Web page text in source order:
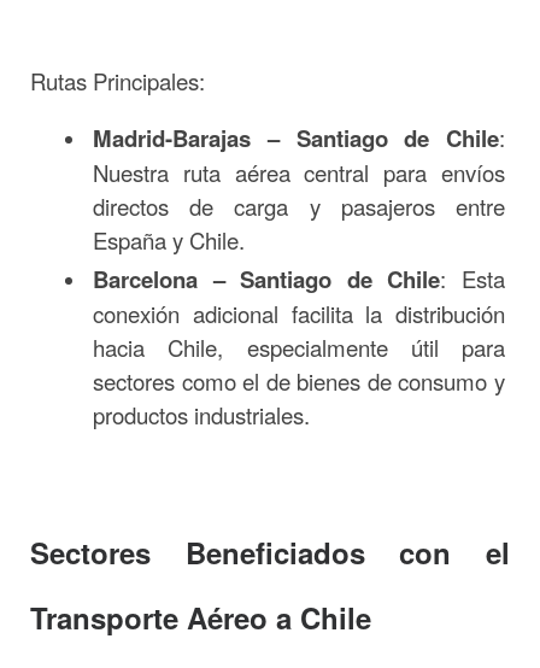
Rutas Principales:
Madrid-Barajas – Santiago de Chile:
Nuestra ruta aérea central para envíos
directos de carga y pasajeros entre
España y Chile.
Barcelona – Santiago de Chile: Esta
conexión adicional facilita la distribución
hacia Chile, especialmente útil para
sectores como el de bienes de consumo y
productos industriales.
Sectores Beneficiados con el
Transporte Aéreo a Chile